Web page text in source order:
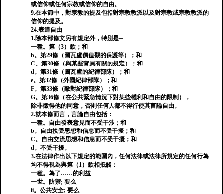
或信仰或任何宗教或信仰的自由。
9.在本節中，對宗教的提及包括對宗教教派以及對宗教或宗教教派的
信仰的提及。
24.表達自由
1.除本部條文另有規定外，特別是─
一種。第（3）款；和
b。第29條（圖瓦盧價值觀的保護等）；和
C。第30條（與某些官員有關的規定）；和
d。第31條（圖瓦盧的紀律部隊）；和
e。第32條（外國紀律部隊）；和
F。第33條（敵對紀律部隊）；和
G。第36條（在公共緊急情況下對某些權利和自由的限制），
除非徵得他的同意，否則任何人都不得行使其言論自由。
2.就本條而言，言論自由包括：
一種。自由發表意見而不受干涉；和
b。自由接受思想和信息而不受干擾；和
C。自由交流思想和信息而不受干擾；和
d。不受干擾。
3.在法律作出以下規定的範圍內，任何法律或法律所規定的任何行為
均不得視為與第（1）款相抵觸：
一種。為了……的利益
一世。防禦; 要么
ii。公共安全; 要么